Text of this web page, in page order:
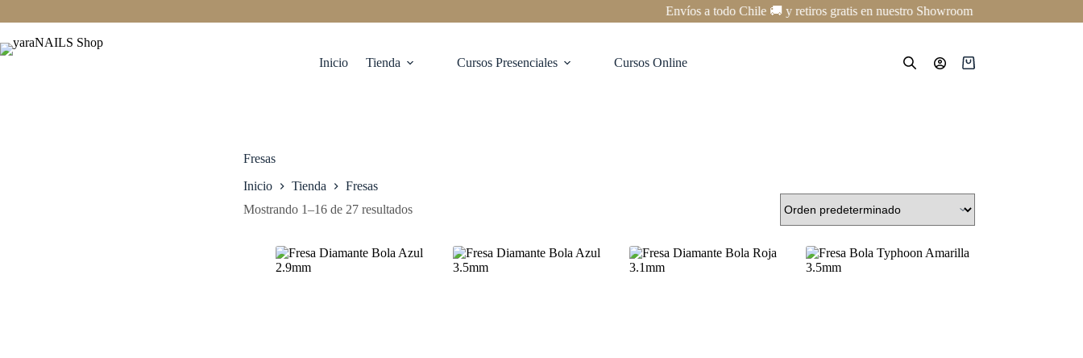
al
contenido
Envíos a todo Chile 🚚 y retiros gratis en nuestro Showroom en Providencia ✨ |
Inicio Tienda Cursos Presenciales Cursos Online
Carro
Fresas
Inicio Tienda
Fresas
Mostrando 1–16 de 27 resultados